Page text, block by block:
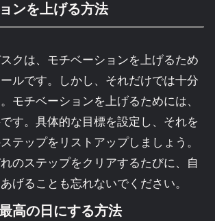
ンを上げる方法
クは、モチベーションを上げるため
ルです。しかし、それだけでは十分
モチベーションを上げるためには、
す。具体的な目標を設定し、それを
テップをリストアップしましょう。
のステップをクリアするたびに、自
げることも忘れないでください。
高の日にする方法